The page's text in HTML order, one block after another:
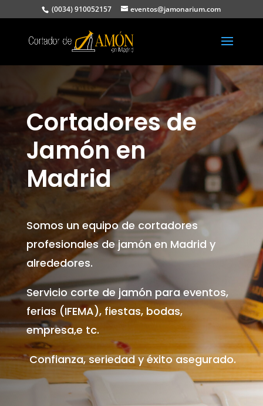
(0034) 910052157 eventos@jamonarium.com
Cortadores de
Jamón en
Madrid
Somos un equipo de cortadores
profesionales de jamón en Madrid y
alrededores.
Servicio corte de jamón para eventos,
ferias (IFEMA), fiestas, bodas,
empresa,e tc.
Confianza, seriedad y éxito asegurado.